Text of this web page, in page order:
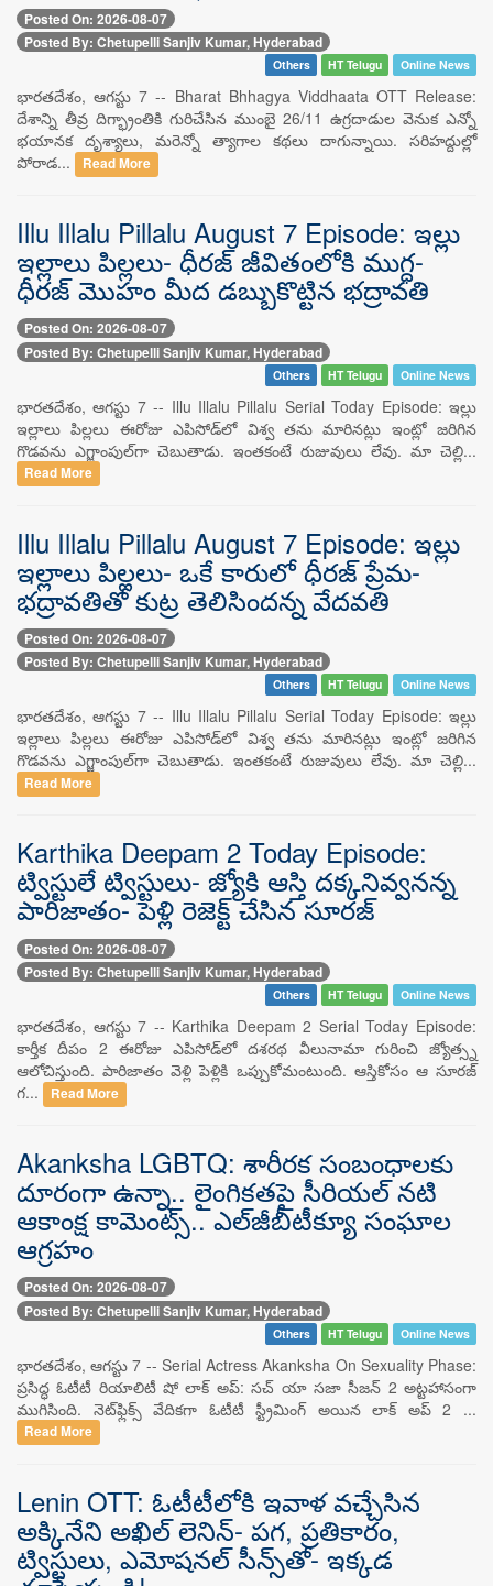
Posted On: 2026-08-07
Posted By: Chetupelli Sanjiv Kumar, Hyderabad
Others HT Telugu Online News
భారతదేశం, ఆగస్టు 7 -- Bharat Bhhagya Viddhaata OTT Release:
దేశాన్ని తీవ్ర దిగ్భ్రాంతికి గురిచేసిన ముంబై 26/11 ఉగ్రదాడుల వెనుక ఎన్నో
భయానక దృశ్యాలు, మరెన్నో త్యాగాల కథలు దాగున్నాయి. సరిహద్దుల్లో
పోరాడ...
Read More
Illu Illalu Pillalu August 7 Episode: ఇల్లు
ఇల్లాలు పిల్లలు- ధీరజ్ జీవితంలోకి ముగ్ధ-
ధీరజ్ మొహం మీద డబ్బుకొట్టిన భద్రావతి
Posted On: 2026-08-07
Posted By: Chetupelli Sanjiv Kumar, Hyderabad
Others HT Telugu Online News
భారతదేశం, ఆగస్టు 7 -- Illu Illalu Pillalu Serial Today Episode: ఇల్లు
ఇల్లాలు పిల్లలు ఈరోజు ఎపిసోడ్‌లో విశ్వ తను మారినట్లు ఇంట్లో జరిగిన
గొడవను ఎగ్జాంపుల్‌గా చెబుతాడు. ఇంతకంటే రుజువులు లేవు. మా చెల్లి...
Read More
Illu Illalu Pillalu August 7 Episode: ఇల్లు
ఇల్లాలు పిల్లలు- ఒకే కారులో ధీరజ్ ప్రేమ-
భద్రావతితో కుట్ర తెలిసిందన్న వేదవతి
Posted On: 2026-08-07
Posted By: Chetupelli Sanjiv Kumar, Hyderabad
Others HT Telugu Online News
భారతదేశం, ఆగస్టు 7 -- Illu Illalu Pillalu Serial Today Episode: ఇల్లు
ఇల్లాలు పిల్లలు ఈరోజు ఎపిసోడ్‌లో విశ్వ తను మారినట్లు ఇంట్లో జరిగిన
గొడవను ఎగ్జాంపుల్‌గా చెబుతాడు. ఇంతకంటే రుజువులు లేవు. మా చెల్లి...
Read More
Karthika Deepam 2 Today Episode:
ట్విస్టులే ట్విస్టులు- జ్యోకి ఆస్తి దక్కనివ్వనన్న
పారిజాతం- పెళ్లి రెజెక్ట్ చేసిన సూరజ్
Posted On: 2026-08-07
Posted By: Chetupelli Sanjiv Kumar, Hyderabad
Others HT Telugu Online News
భారతదేశం, ఆగస్టు 7 -- Karthika Deepam 2 Serial Today Episode:
కార్తీక దీపం 2 ఈరోజు ఎపిసోడ్‌లో దశరథ వీలునామా గురించి జ్యోత్స్న
ఆలోచిస్తుంది. పారిజాతం వెళ్లి పెళ్లికి ఒప్పుకోమంటుంది. ఆస్తికోసం ఆ సూరజ్
గ...
Read More
Akanksha LGBTQ: శారీరక సంబంధాలకు
దూరంగా ఉన్నా.. లైంగికతపై సీరియల్ నటి
ఆకాంక్ష కామెంట్స్.. ఎల్‌జీబీటీక్యూ సంఘాల
ఆగ్రహం
Posted On: 2026-08-07
Posted By: Chetupelli Sanjiv Kumar, Hyderabad
Others HT Telugu Online News
భారతదేశం, ఆగస్టు 7 -- Serial Actress Akanksha On Sexuality Phase:
ప్రసిద్ధ ఓటీటీ రియాలిటీ షో లాక్ అప్: సచ్ యా సజా సీజన్ 2 అట్టహాసంగా
ముగిసింది. నెట్‌ఫ్లిక్స్ వేదికగా ఓటీటీ స్ట్రీమింగ్ అయిన లాక్ అప్ 2 ...
Read More
Lenin OTT: ఓటీటీలోకి ఇవాళ వచ్చేసిన
అక్కినేని అఖిల్ లెనిన్- పగ, ప్రతికారం,
ట్విస్టులు, ఎమోషనల్ సీన్స్‌తో- ఇక్కడ